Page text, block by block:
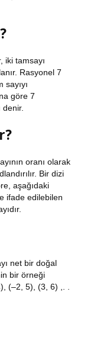
iki tamsayı
Rasyonel 7
sayıyı
göre 7
oranı olarak
Bir dizi
aşağıdaki
ifade edilebilen
net bir doğal
bir örneği
(–2, 5), (3, 6) ,. .